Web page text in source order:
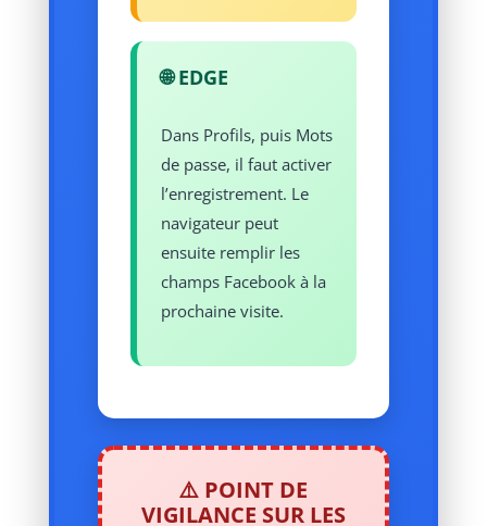
🌐 EDGE
Dans Profils, puis Mots
de passe, il faut activer
l’enregistrement. Le
navigateur peut
ensuite remplir les
champs Facebook à la
prochaine visite.
⚠️ POINT DE
VIGILANCE SUR LES